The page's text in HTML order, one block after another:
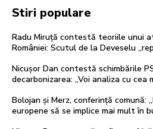
Stiri populare
Radu Miruță contestă teoriile unui
României: Scutul de la Deveselu
Nicușor Dan contestă schimbările
decarbonizarea: „Voi analiza cu cea
Bolojan și Merz, conferință comună:
europene să se implice mai mult în